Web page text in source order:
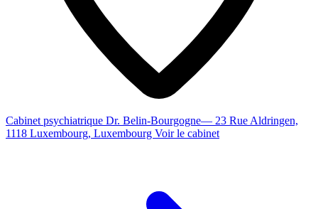
Cabinet psychiatrique Dr. Belin-Bourgogne— 23 Rue Aldringen,
1118 Luxembourg, Luxembourg Voir le cabinet